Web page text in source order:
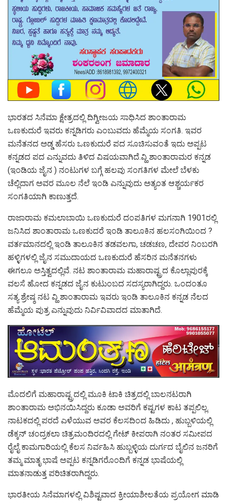
ಭಾರತದ ಸಿನೆಮಾ ಕ್ಷೇತ್ರದಲ್ಲಿ ದಿಗ್ವೀಜಯ ಸಾಧಿಸಿದ ಶಾಂತಾರಾಮ
ಒಣಕುದುರೆ ಇವರು ಕನ್ನಡಿಗರು ಎಂಬುವದು ಹೆಮ್ಮೆಯ ಸಂಗತಿ.‌ ಇವರ
ಮನೆತನದ ಅಡ್ಡ ಹೆಸರು ಒಣಕುದುರೆ ಪದ ಸೂಚಿಸುವಂತೆ ಇದು ಅಪ್ಪಟ
ಕನ್ನಡದ ಪದ ಎನ್ನುವದು ತಿಳಿದ ವಿಷಯವಾಗಿದೆ.ವ್ಹಿ ಶಾಂತಾರಾಮರ ಕನ್ನಡ
(ಇಂಡಿಯ ಜೈನ ) ನಂಟುಗಳ ಬಗ್ಗೆ ಹಲವು ಸಂಗತಿಗಳ ಮೇಲೆ ಬೆಳಕು
ಚೆಲ್ಲಿದಾಗ ಅವರ ಮೂಲ ನೆಲೆ ಇಂಡಿ ಎನ್ನುವುದು ಅತ್ಯಂತ ಆಶ್ಚರ್ಯಕರ
ಸಂಗತಿಯಾಗಿ ಕಾಣುತ್ತದೆ.
ರಾಜಾರಾಮ ಕಮಲಾಬಾಯಿ ಒಣಕುದುರೆ ದಂಪತಿಗಳ ಮಗನಾಗಿ 1901ರಲ್ಲಿ
ಜನಿಸಿದ ಶಾಂತಾರಾಮ ಒಣಕುದರೆ ಇಂಡಿ ತಾಲೂಕಿನ ಹಲಸಂಗಿಯಿಂದ ?
ವರ್ತಮಾನದಲ್ಲಿ ಇಂಡಿ ತಾಲೂಕಿನ ತಡವಲಗಾ, ಚಡಚಣ, ದೇವರ ನಿಂಬರಗಿ
ಹಳ್ಳಿಗಳಲ್ಲಿ ಜೈನ ಸಮುದಾಯದ ಒಣಕುದುರೆ ಹೆಸರಿನ ಮನೆತನಗಳು
ಈಗಲೂ ಅಸ್ತಿತ್ವದಲ್ಲಿವೆ. ನಟ ಶಾಂತಾರಾಮ ಮಹಾರಾಷ್ಟ್ರದ ಕೊಲ್ಲಾಪುರಕ್ಕೆ
ವಲಸೆ ಹೋದ ಕನ್ನಡದ ಜೈನ ಕುಟುಂಬದ ಸದಸ್ಯರಾಗಿದ್ದರು. ಒಂದಂತೂ
ಸತ್ಯ ಶ್ರೇಷ್ಠ ನಟ ವ್ಹಿ ಶಾಂತಾರಾಮ ಇವರು ಇಂಡಿ ತಾಲೂಕಿನ ಕನ್ನಡ ನೆಲದ
ಹೆಮ್ಮೆಯ ಪುತ್ರ ಎನ್ನುವುದು ನಿರ್ವಿವಿವಾದದ ಮಾತಾಗಿದೆ.
ಮೊದಲಿಗೆ ಮಹಾರಾಷ್ಟ್ರದಲ್ಲಿ ಮೂಕಿ ಟಾಕಿ ಚಿತ್ರದಲ್ಲಿ ಬಾಲನಟರಾಗಿ
ಶಾಂತಾರಾಮ ಅಭಿನಯಿಸಿದ್ದರು ಕೂಡಾ ಅವರಿಗೆ ಕಷ್ಟಗಳ ಕಾಟ ತಪ್ಪಲಿಲ್ಲ.
ನಾಟಕದಲ್ಲಿ ಪರದೆ ಎಳೆಯುವ ಅವರ ಕೆಲಸದಿಂದ ಹಿಡಿದು , ಹುಬ್ಬಳಿಯಲ್ಲಿ
ಡೆಕ್ಕನ್ ಚಂದ್ರಕಲಾ ಚಿತ್ರಮಂದಿರದಲ್ಲಿ ಗೇಟ್ ಕೀಪರಾಗಿ ನಂತರ ಸಮೀಪದ
ರೈಲೈ ಕಾಮಗಾರಿಯಲ್ಲಿ ಕೆಲಸ ನಿರ್ವಹಿಸಿ ಹುಬ್ಬಳ್ಳಿಯ ದುರ್ಗದ ಬೈಲಿನ ಜನರಿಗೆ
ತಮ್ಮ ಮಾತೃ ಭಾಷೆ ಅಪ್ಪಟ ಕನ್ನಡಿಗರೊಂದಿಗೆ ಕನ್ನಡ ಭಾಷೆಯಲ್ಲಿ
ಮಾತನಾಡುತ್ತ ಪರಿಚಿತರಾಗಿದ್ದರು.
ಭಾರತೀಯ ಸಿನೆಮಾಗಳಲ್ಲಿ ವಿಶಿಷ್ಟವಾದ ಕ್ರೀಯಾಶೀಲತೆಯ ಪ್ರಯೋಗ ಮಾಡಿ